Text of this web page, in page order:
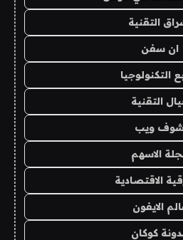
التقنية
ان سفن
التكنولوجيا
التقنية
ويب
الاسهم
الاقتصادية
الايفون
كوكان